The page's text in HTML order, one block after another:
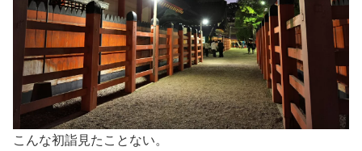
こんな初詣見たことない。